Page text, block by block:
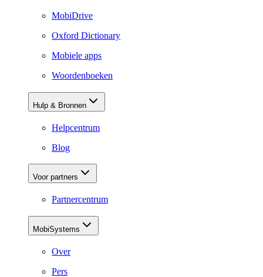
MobiDrive
Oxford Dictionary
Mobiele apps
Woordenboeken
Hulp & Bronnen
Helpcentrum
Blog
Voor partners
Partnercentrum
MobiSystems
Over
Pers